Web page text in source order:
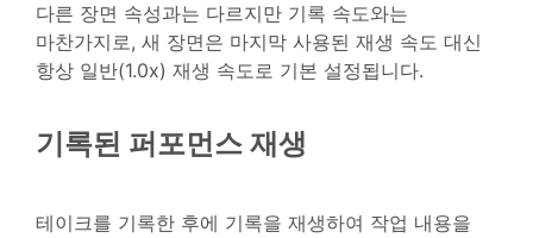
다른 장면 속성과는 다르지만 기록 속도와는
마찬가지로, 새 장면은 마지막 사용된 재생 속도 대신
항상 일반(1.0x) 재생 속도로 기본 설정됩니다.
기록된 퍼포먼스 재생
테이크를 기록한 후에 기록을 재생하여 작업 내용을